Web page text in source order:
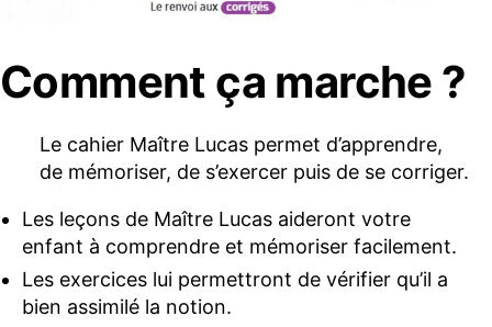
Comment ça marche ?
Le cahier Maître Lucas permet d’apprendre,
de mémoriser, de s’exercer puis de se corriger.
Les leçons de Maître Lucas aideront votre
enfant à comprendre et mémoriser facilement.
Les exercices lui permettront de vérifier qu’il a
bien assimilé la notion.